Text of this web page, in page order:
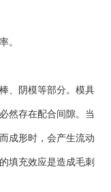
。
、阴模等部分。模具
然存在配合间隙。当
成形时，会产生流动
填充效应是造成毛刺